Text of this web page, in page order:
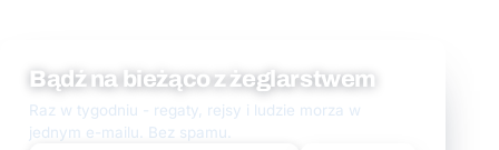
Bądź na bieżąco z żeglarstwem
Raz w tygodniu - regaty, rejsy i ludzie morza w
jednym e-mailu. Bez spamu.